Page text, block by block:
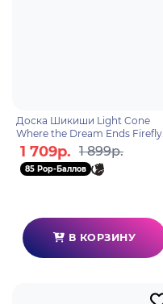
Доска Шикиши Light Cone
Where the Dream Ends Firefly
6942421128694
1 709р. 1 899р.
85 Pop-Баллов
В КОРЗИНУ